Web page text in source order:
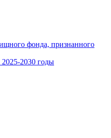
фонда, признанного
2030 годы